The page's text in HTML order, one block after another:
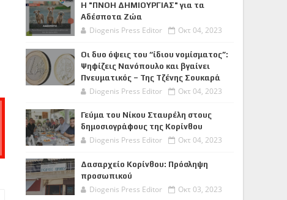
Η "ΠΝΟΗ ΔΗΜΙΟΥΡΓΙΑΣ" για τα
Αδέσποτα Ζώα
Diogenis Press Editor Οκτ 04, 2023
Οι δυο όψεις του “ίδιου νομίσματος”:
Ψηφίζεις Νανόπουλο και βγαίνει
Πνευματικός – Της Τζένης Σουκαρά
Diogenis Press Editor Οκτ 04, 2023
Γεύμα του Νίκου Σταυρέλη στους
δημοσιογράφους της Κορίνθου
Diogenis Press Editor Οκτ 04, 2023
Δασαρχείο Κορίνθου: Πρόσληψη
προσωπικού
Diogenis Press Editor Οκτ 03, 2023